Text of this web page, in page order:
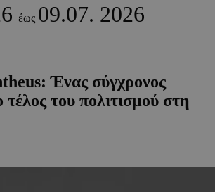
έως 09.07. 2026
Ένας σύγχρονος
τέλος του πολιτισμού στη